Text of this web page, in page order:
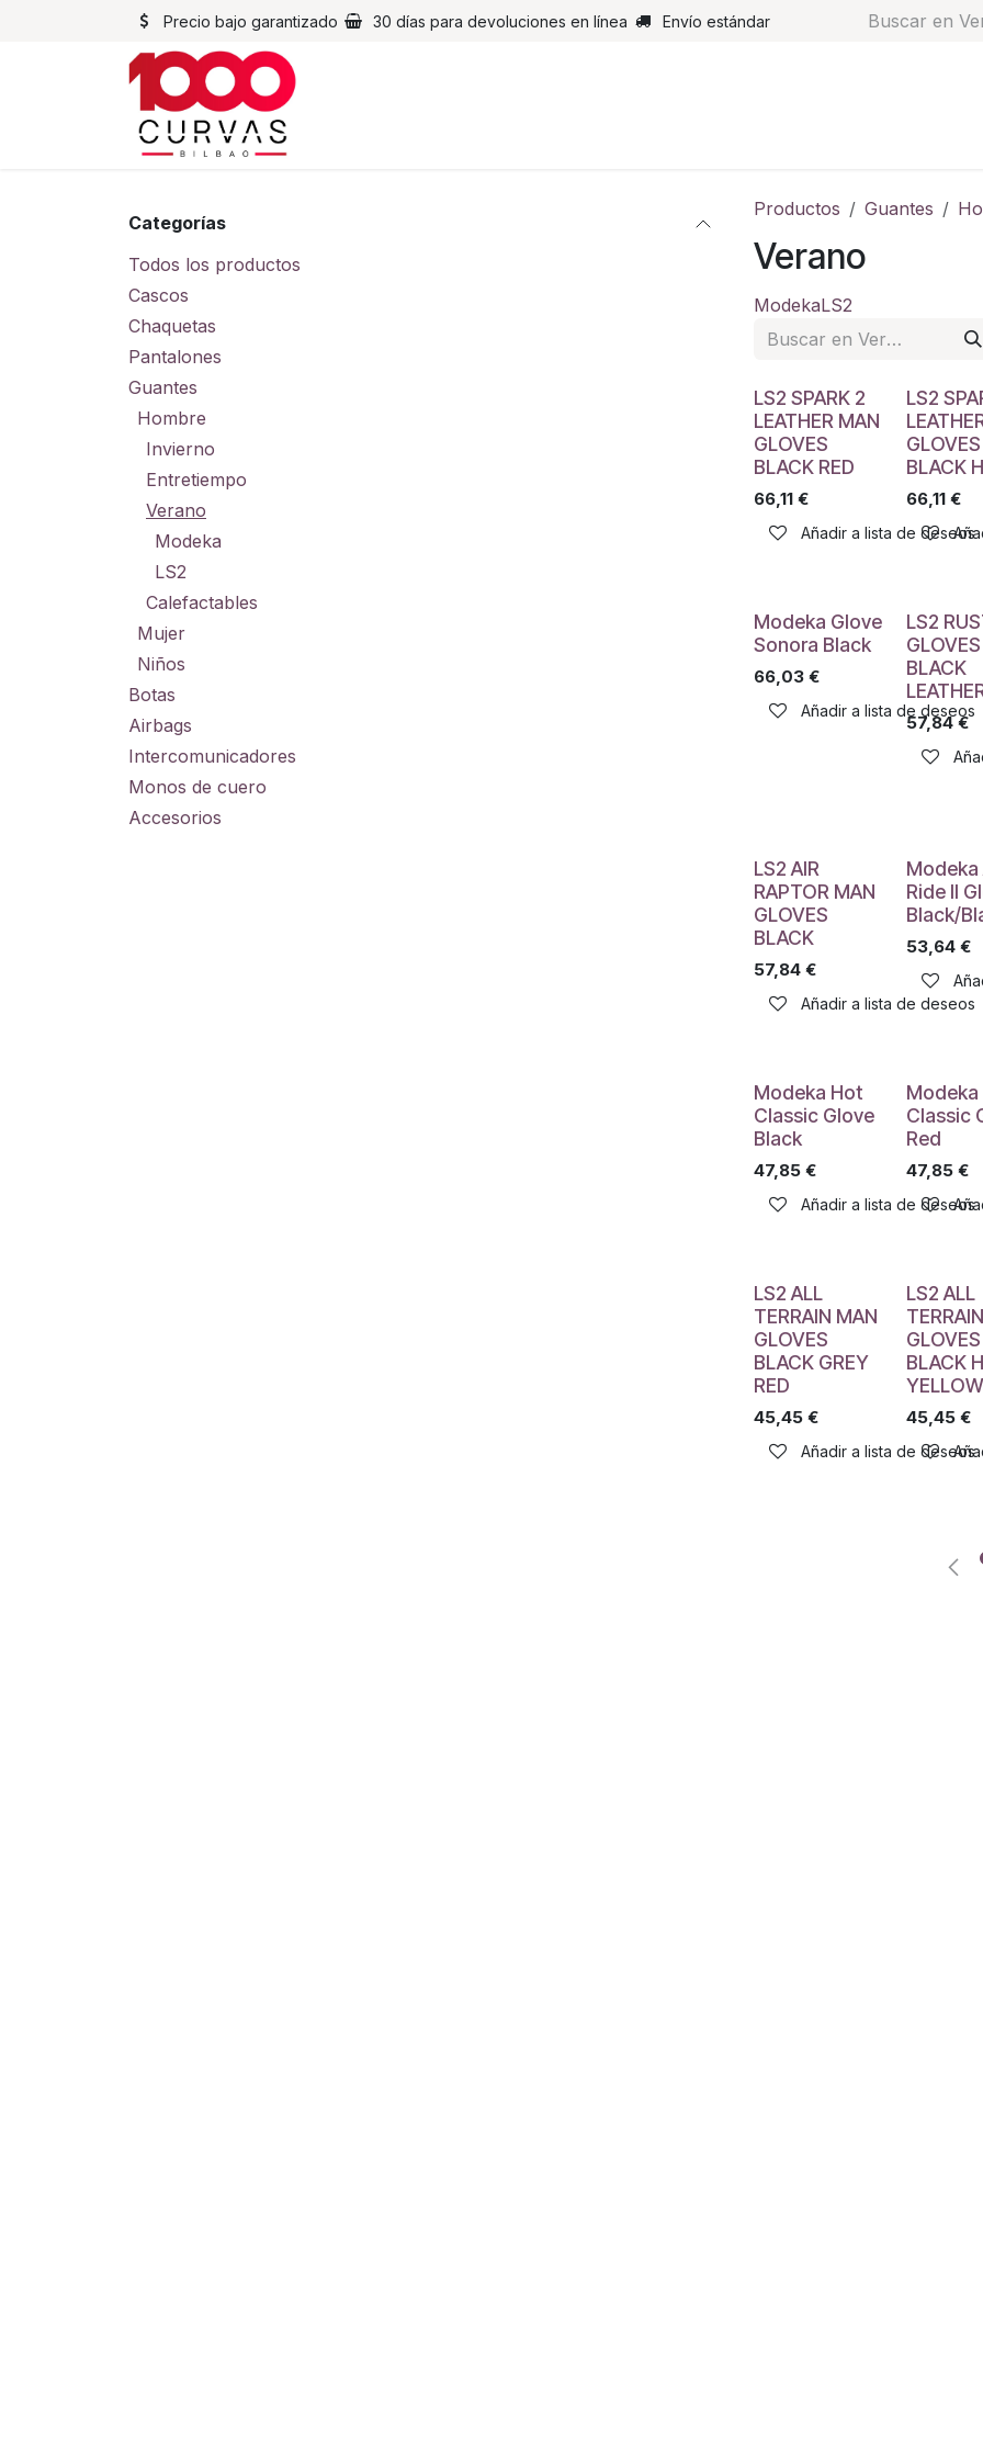
Precio bajo garantizado 30 días para devoluciones en línea Envío estándar
Categorías
Todos los productos
Cascos
Chaquetas
Pantalones
Guantes
Hombre
Invierno
Entretiempo
Verano
Modeka
LS2
Calefactables
Mujer
Niños
Botas
Airbags
Intercomunicadores
Monos de cuero
Accesorios
Productos Guantes
Verano
ModekaLS2
LS2 SPARK 2
LEATHER MAN
GLOVES
BLACK RED
66,11 €
Añadir a lista de deseos
LS2
GLOVES
BLACK
66,11€
Modeka Glove
Sonora Black
66,03 €
Añadir a lista de deseos
LS2
GLOVES
BLACK
57,84€
LS2 AIR
RAPTOR MAN
GLOVES
BLACK
57,84 €
Añadir a lista de deseos
Modeka
Ride II
Black/
53,64€
Modeka Hot
Classic Glove
Black
47,85 €
Añadir a lista de deseos
Modeka
Classic
Red
47,85€
LS2 ALL
TERRAIN MAN
GLOVES
BLACK GREY
RED
45,45 €
Añadir a lista de deseos
LS2 ALL
GLOVES
BLACK
YELLOW
45,45€